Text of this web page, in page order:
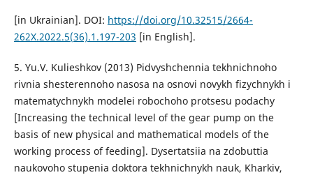
[in Ukrainian]. DOI: https://doi.org/10.32515/2664-
262X.2022.5(36).1.197-203 [in English].
5. Yu.V. Kulieshkov (2013) Pidvyshchennia tekhnichnoho
rivnia shesterennoho nasosa na osnovi novykh fizychnykh i
matematychnykh modelei robochoho protsesu podachy
[Increasing the technical level of the gear pump on the
basis of new physical and mathematical models of the
working process of feeding]. Dysertatsiia na zdobuttia
naukovoho stupenia doktora tekhnichnykh nauk, Kharkiv,